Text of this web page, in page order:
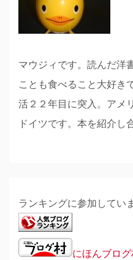
マウジィです。読んだ洋
ことも食べること大好き
活２２年目に突入。アメ
ドイツです。本を紹介し
ランキングに参加して
にほんブロ